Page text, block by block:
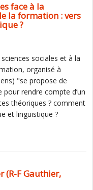
face à la
la formation : vers
?
sociales et à la
organisé à
"se propose de
rendre compte d’un
théoriques ? comment
et linguistique ?
(R-F Gauthier,